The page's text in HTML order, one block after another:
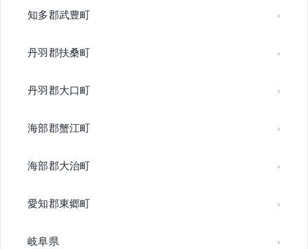
知多郡武豊町
丹羽郡扶桑町
丹羽郡大口町
海部郡蟹江町
海部郡大治町
愛知郡東郷町
岐阜県